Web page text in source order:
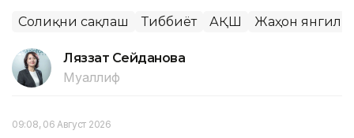
Соғлиқни сақлаш Тиббиёт АҚШ Жаҳон
Ляззат Сейданова
Муаллиф
09:08, 06 Август 2026